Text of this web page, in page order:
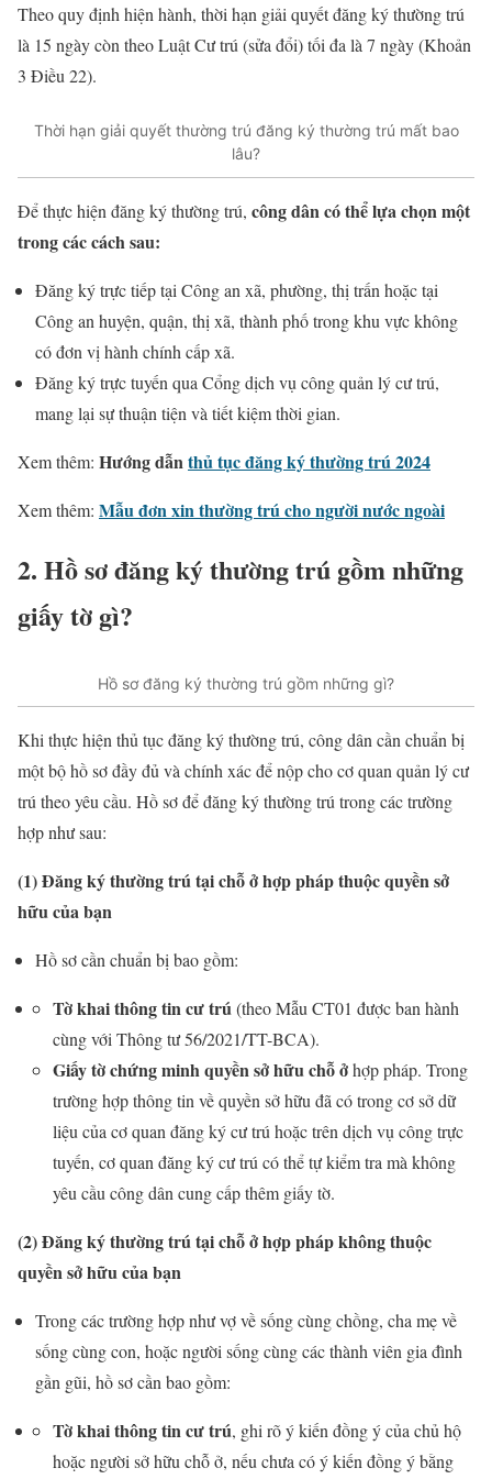
Theo quy định hiện hành, thời hạn giải quyết đăng ký thường trú
là 15 ngày còn theo Luật Cư trú (sửa đổi) tối đa là 7 ngày (Khoản
3 Điều 22).
Thời hạn giải quyết thường trú đăng ký thường trú mất bao
lâu?
Để thực hiện đăng ký thường trú, công dân có thể lựa chọn một
trong các cách sau:
Đăng ký trực tiếp tại Công an xã, phường, thị trấn hoặc tại
Công an huyện, quận, thị xã, thành phố trong khu vực không
có đơn vị hành chính cấp xã.
Đăng ký trực tuyến qua Cổng dịch vụ công quản lý cư trú,
mang lại sự thuận tiện và tiết kiệm thời gian.
Xem thêm: Hướng dẫn thủ tục đăng ký thường trú 2024
Xem thêm: Mẫu đơn xin thường trú cho người nước ngoài
2. Hồ sơ đăng ký thường trú gồm những
giấy tờ gì?
Hồ sơ đăng ký thường trú gồm những gì?
Khi thực hiện thủ tục đăng ký thường trú, công dân cần chuẩn bị
một bộ hồ sơ đầy đủ và chính xác để nộp cho cơ quan quản lý cư
trú theo yêu cầu. Hồ sơ để đăng ký thường trú trong các trường
hợp như sau:
(1) Đăng ký thường trú tại chỗ ở hợp pháp thuộc quyền sở
hữu của bạn
Hồ sơ cần chuẩn bị bao gồm:
Tờ khai thông tin cư trú(theo Mẫu CT01 được ban hành
cùng với Thông tư 56/2021/TT-BCA).
Giấy tờ chứng minh quyền sở hữu chỗ ởhợp pháp. Trong
trường hợp thông tin về quyền sở hữu đã có trong cơ sở dữ
liệu của cơ quan đăng ký cư trú hoặc trên dịch vụ công trực
tuyến, cơ quan đăng ký cư trú có thể tự kiểm tra mà không
yêu cầu công dân cung cấp thêm giấy tờ.
(2) Đăng ký thường trú tại chỗ ở hợp pháp không thuộc
quyền sở hữu của bạn
Trong các trường hợp như vợ về sống cùng chồng, cha mẹ về
sống cùng con, hoặc người sống cùng các thành viên gia đình
gần gũi, hồ sơ cần bao gồm:
Tờ khai thông tin cư trú, ghi rõ ý kiến đồng ý của chủ hộ
hoặc người sở hữu chỗ ở, nếu chưa có ý kiến đồng ý bằng